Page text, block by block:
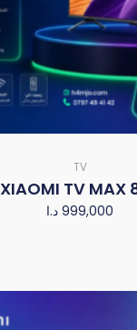
TV
XIAOMI TV MAX
999,000 د.ا